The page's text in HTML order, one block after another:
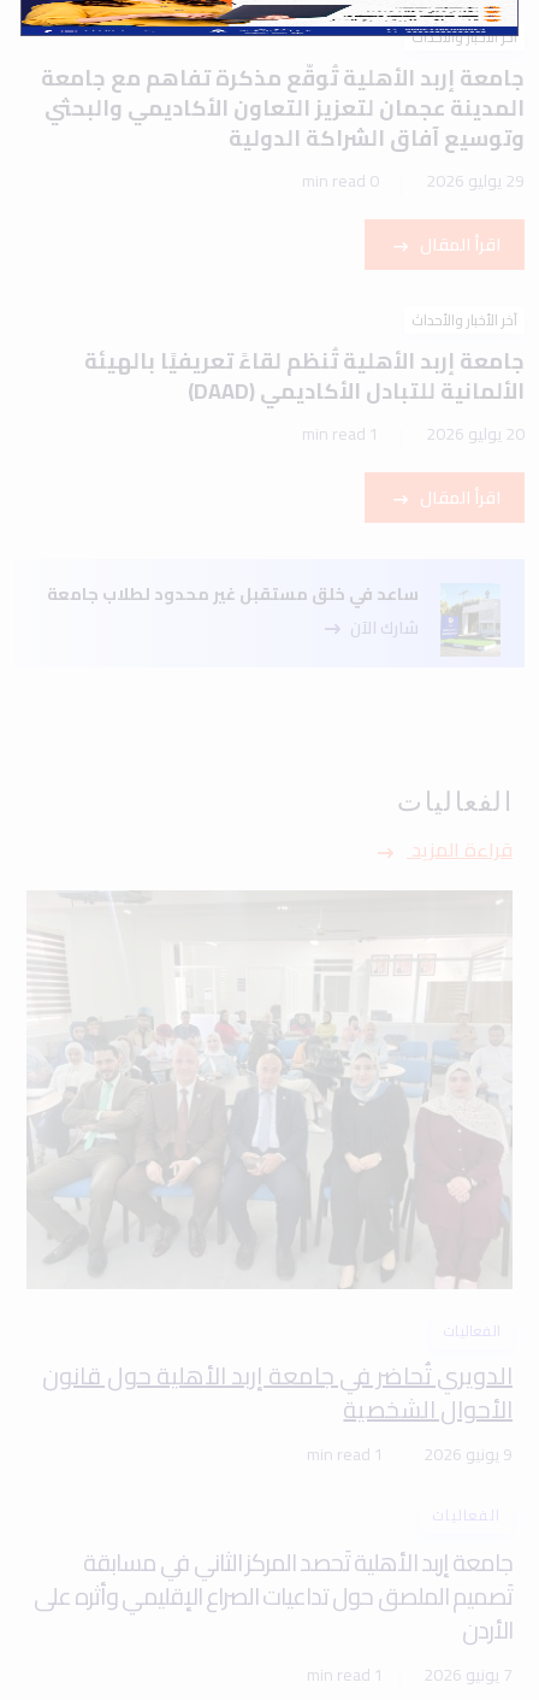
آخر الأخبار والأحداث
جامعة إربد الأهلية تُوقّع مذكرة تفاهم مع جامعة
المدينة عجمان لتعزيز التعاون الأكاديمي والبحثي
وتوسيع آفاق الشراكة الدولية
29 يوليو 2026 0 min read
اقرأ المقال
آخر الأخبار والأحداث
جامعة إربد الأهلية تُنظم لقاءً تعريفيًا بالهيئة
الألمانية للتبادل الأكاديمي (DAAD)
20 يوليو 2026 1 min read
اقرأ المقال
ساعد في خلق مستقبل غير محدود لطلاب جامعة
شارك الآن
الفعاليات
قراءة المزيد
الفعاليات
الدويري تُحاضر في جامعة إربد الأهلية حول قانون
الأحوال الشخصية
9 يونيو 2026 1 min read
الفعاليات
جامعة إربد الأهلية تَحصد المركز الثاني في مسابقة
تَصميم الملصق حول تداعيات الصراع الإقليمي وأثره على
الأردن
7 يونيو 2026 1 min read